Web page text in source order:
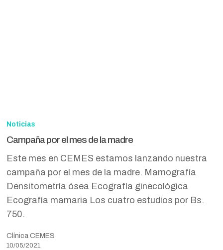
por
de
la
madre
Noticias
Campaña por el mes de la madre
Este mes en CEMES estamos lanzando nuestra
campaña por el mes de la madre. Mamografía
Densitometría ósea Ecografía ginecológica
Ecografía mamaria Los cuatro estudios por Bs.
750.
Clínica CEMES
10/05/2021